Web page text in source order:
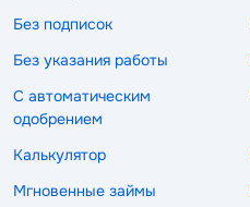
Без подписок
Без указания работы
С автоматическим
одобрением
Калькулятор
Мгновенные займы